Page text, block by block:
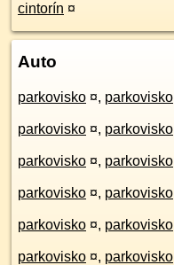
cintorín ¤
Auto
parkovisko ¤, parkovisko
parkovisko ¤, parkovisko
parkovisko ¤, parkovisko
parkovisko ¤, parkovisko
parkovisko ¤, parkovisko
parkovisko ¤, parkovisko